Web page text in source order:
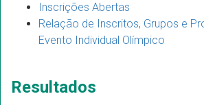
Inscrições Abertas
Relação de Inscritos, Grupos e
Evento Individual Olímpico
Resultados